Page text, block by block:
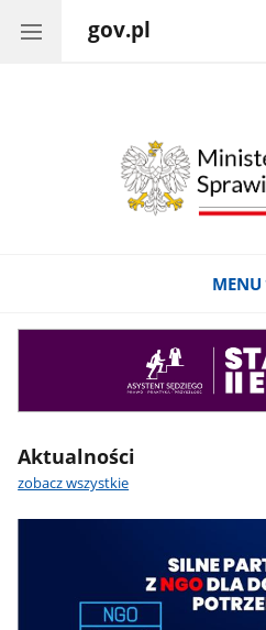
gov.pl
MENU
Aktualności
zobacz wszystkie